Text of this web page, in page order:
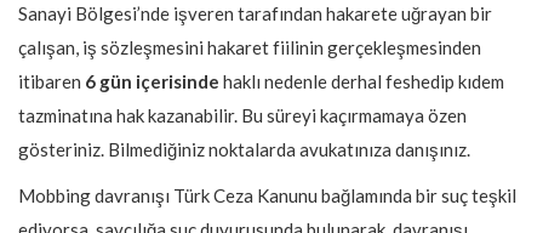
Sanayi Bölgesi’nde işveren tarafından hakarete uğrayan bir
çalışan, iş sözleşmesini hakaret fiilinin gerçekleşmesinden
itibaren 6 gün içerisinde haklı nedenle derhal feshedip kıdem
tazminatına hak kazanabilir. Bu süreyi kaçırmamaya özen
gösteriniz. Bilmediğiniz noktalarda avukatınıza danışınız.
Mobbing davranışı Türk Ceza Kanunu bağlamında bir suç teşkil